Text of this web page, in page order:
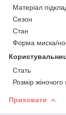
Матеріал
Сезон
Стан
Форма миска/
Стать
Розмір жіночого
Приховати